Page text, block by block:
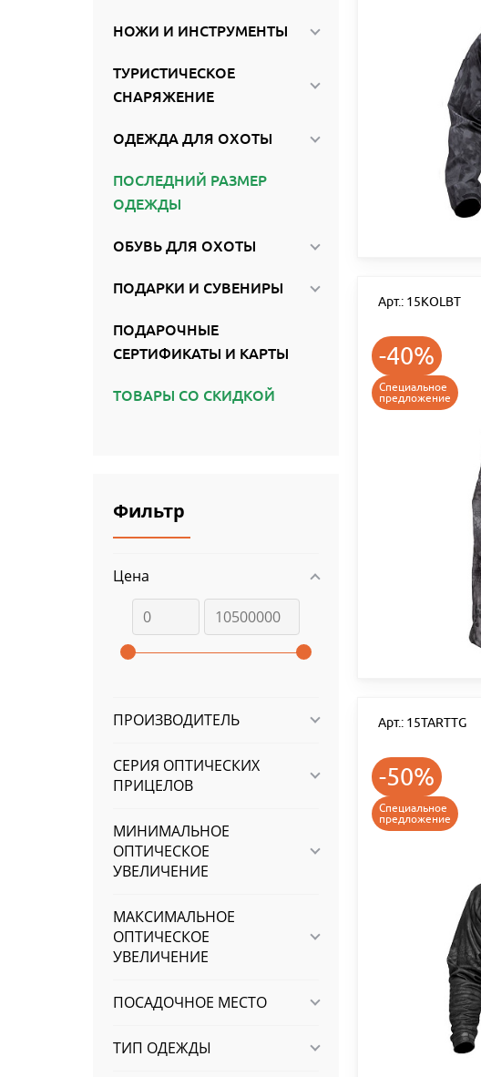
НОЖИ И ИНСТРУМЕНТЫ
ТУРИСТИЧЕСКОЕ
СНАРЯЖЕНИЕ
ОДЕЖДА ДЛЯ ОХОТЫ
ПОСЛЕДНИЙ РАЗМЕР
ОДЕЖДЫ
ОБУВЬ ДЛЯ ОХОТЫ
ПОДАРКИ И СУВЕНИРЫ
ПОДАРОЧНЫЕ
СЕРТИФИКАТЫ И КАРТЫ
ТОВАРЫ СО СКИДКОЙ
Фильтр
Цена
ПРОИЗВОДИТЕЛЬ
СЕРИЯ ОПТИЧЕСКИХ
ПРИЦЕЛОВ
МИНИМАЛЬНОЕ
ОПТИЧЕСКОЕ
УВЕЛИЧЕНИЕ
МАКСИМАЛЬНОЕ
ОПТИЧЕСКОЕ
УВЕЛИЧЕНИЕ
ПОСАДОЧНОЕ МЕСТО
ТИП ОДЕЖДЫ
Арт.: 15KOLBT
-40%
Специальное
предложение
Арт.: 15TARTTG
-50%
Специальное
предложение